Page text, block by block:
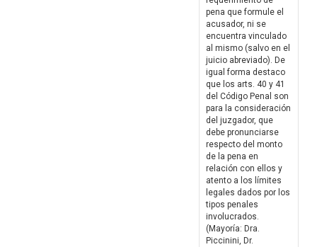
pena que formule el
acusador, ni se
encuentra vinculado
al mismo (salvo en el
juicio abreviado). De
igual forma destaco
que los arts. 40 y 41
del Código Penal son
para la consideración
del juzgador, que
debe pronunciarse
respecto del monto
de la pena en
relación con ellos y
atento a los límites
legales dados por los
tipos penales
involucrados.
(Mayoría: Dra.
Piccinini, Dr.